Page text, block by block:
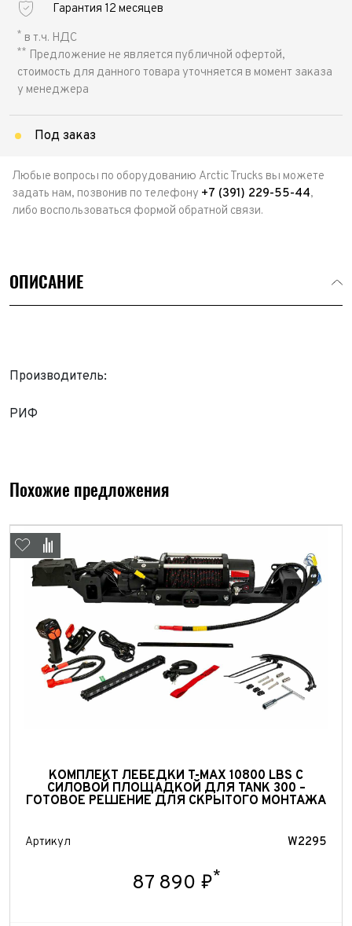
Гарантия 12 месяцев
* в т.ч. НДС
** Предложение не является публичной офертой,
стоимость для данного товара уточняется в момент заказа
у менеджера
Под заказ
Любые вопросы по оборудованию Arctic Trucks вы можете
задать нам, позвонив по телефону +7 (391) 229-55-44,
либо воспользоваться формой обратной связи.
ОПИСАНИЕ
Производитель:
РИФ
Похожие предложения
КОМПЛЕКТ ЛЕБЕДКИ T-MAX 10800 LBS С
СИЛОВОЙ ПЛОЩАДКОЙ ДЛЯ TANK 300 –
ГОТОВОЕ РЕШЕНИЕ ДЛЯ СКРЫТОГО МОНТАЖА
Артикул W2295
87 890 ₽*
Выкуп авто
ФИО*